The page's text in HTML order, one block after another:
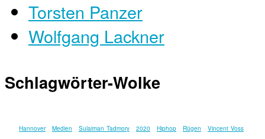
Torsten Panzer
Wolfgang Lackner
Schlagwörter-Wolke
Hannover Medien Sulaiman Tadmory 2020 Hiphop Rügen Vincent Voss